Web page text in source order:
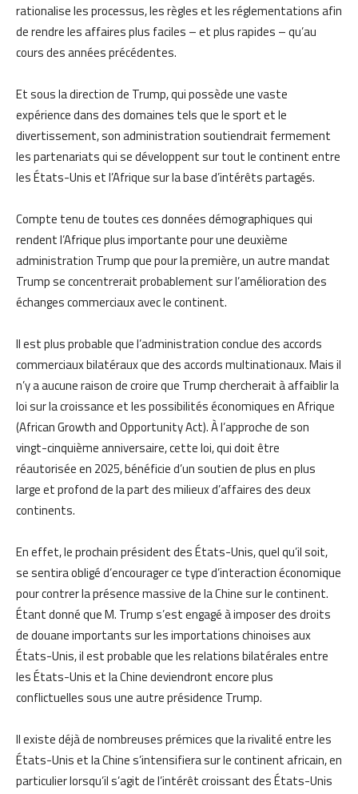
rationalise les processus, les règles et les réglementations afin
de rendre les affaires plus faciles – et plus rapides – qu’au
cours des années précédentes.
Et sous la direction de Trump, qui possède une vaste
expérience dans des domaines tels que le sport et le
divertissement, son administration soutiendrait fermement
les partenariats qui se développent sur tout le continent entre
les États-Unis et l’Afrique sur la base d’intérêts partagés.
Compte tenu de toutes ces données démographiques qui
rendent l’Afrique plus importante pour une deuxième
administration Trump que pour la première, un autre mandat
Trump se concentrerait probablement sur l’amélioration des
échanges commerciaux avec le continent.
Il est plus probable que l’administration conclue des accords
commerciaux bilatéraux que des accords multinationaux. Mais il
n’y a aucune raison de croire que Trump chercherait à affaiblir la
loi sur la croissance et les possibilités économiques en Afrique
(African Growth and Opportunity Act). À l’approche de son
vingt-cinquième anniversaire, cette loi, qui doit être
réautorisée en 2025, bénéficie d’un soutien de plus en plus
large et profond de la part des milieux d’affaires des deux
continents.
En effet, le prochain président des États-Unis, quel qu’il soit,
se sentira obligé d’encourager ce type d’interaction économique
pour contrer la présence massive de la Chine sur le continent.
Étant donné que M. Trump s’est engagé à imposer des droits
de douane importants sur les importations chinoises aux
États-Unis, il est probable que les relations bilatérales entre
les États-Unis et la Chine deviendront encore plus
conflictuelles sous une autre présidence Trump.
Il existe déjà de nombreuses prémices que la rivalité entre les
États-Unis et la Chine s’intensifiera sur le continent africain, en
particulier lorsqu’il s’agit de l’intérêt croissant des États-Unis